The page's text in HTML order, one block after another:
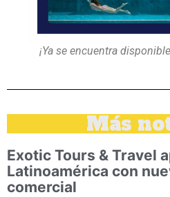
¡Ya se encuentra
Más
Exotic Tours & Travel
Latinoamérica con
comercial